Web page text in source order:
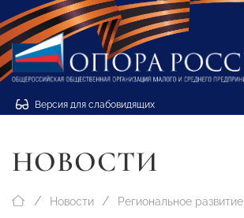
Версия для слабовидящих
НОВОСТИ
Новости Региональное развитие